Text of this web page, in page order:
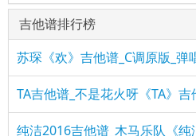
吉他谱排行榜
苏琛《欢》吉他谱_C调原版_弹
TA吉他谱_不是花火呀《TA》吉
纯洁2016吉他谱_木马乐队《纯